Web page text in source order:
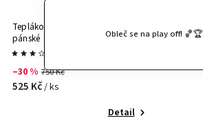
Obleč se na play off! 🏀🏆
Teplákové černé kraťasy PUMA
pánské
–30 % 750 Kč
525 Kč/ ks
Detail